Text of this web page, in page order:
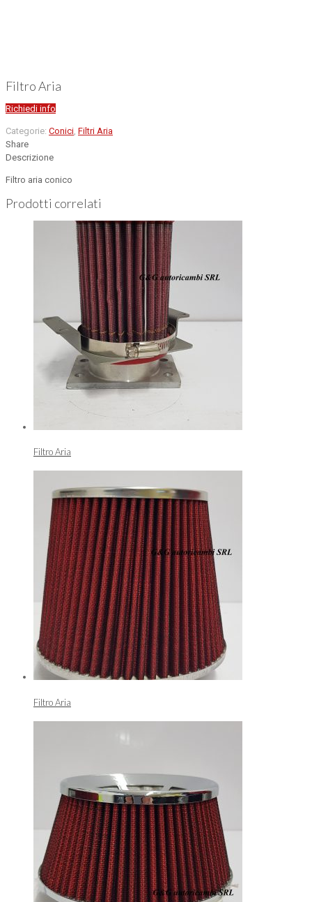
Filtro Aria
Richiedi info
Categorie: Conici Filtri Aria
Share
Descrizione
Filtro aria conico
Prodotti correlati
Filtro Aria
Filtro Aria